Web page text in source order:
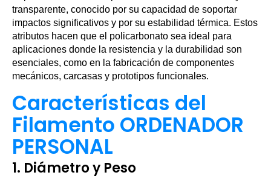
transparente, conocido por su capacidad de soportar
impactos significativos y por su estabilidad térmica. Estos
atributos hacen que el policarbonato sea ideal para
aplicaciones donde la resistencia y la durabilidad son
esenciales, como en la fabricación de componentes
mecánicos, carcasas y prototipos funcionales.
Características del
Filamento ORDENADOR
PERSONAL
1. Diámetro y Peso